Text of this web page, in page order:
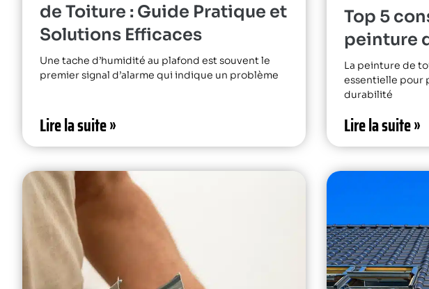
de Toiture : Guide Pratique et
Solutions Efficaces
Une tache d’humidité au plafond est souvent le
premier signal d’alarme qui indique un problème
Lire la suite »
Top 5
peinture
La peinture de
essentielle pour
durabilité
Lire la suite »